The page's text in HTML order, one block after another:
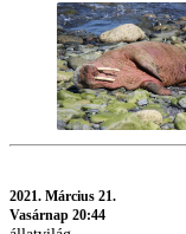
2021. Március 21.
Vasárnap 20:44